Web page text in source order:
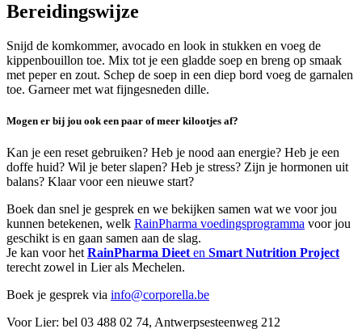
Bereidingswijze
Snijd de komkommer, avocado en look in stukken en voeg de
kippenbouillon toe. Mix tot je een gladde soep en breng op smaak
met peper en zout. Schep de soep in een diep bord voeg de garnalen
toe. Garneer met wat fijngesneden dille.
Mogen er bij jou ook een paar of meer kilootjes af?
Kan je een reset gebruiken? Heb je nood aan energie? Heb je een
doffe huid? Wil je beter slapen? Heb je stress? Zijn je hormonen uit
balans? Klaar voor een nieuwe start?
Boek dan snel je gesprek en we bekijken samen wat we voor jou
kunnen betekenen, welk RainPharma voedingsprogramma voor jou
geschikt is en gaan samen aan de slag.
Je kan voor het RainPharma Dieet en Smart Nutrition Project
terecht zowel in Lier als Mechelen.
Boek je gesprek via info@corporella.be
Voor Lier: bel 03 488 02 74, Antwerpsesteenweg 212